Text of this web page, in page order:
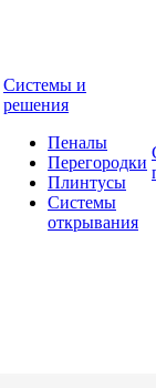
Системы и
решения
Пеналы
Перегородки
Плинтусы
Системы
открывания